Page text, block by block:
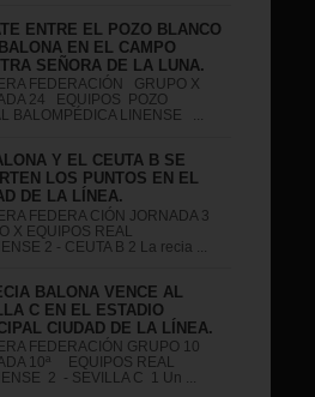
ENTRE EL POZO BLANCO
EN EL CAMPO
SEÑORA DE LA LUNA.
FEDERACIÓN GRUPO X
24 EQUIPOS POZO
BALOMPÉDICA LINENSE ...
Y EL CEUTA B SE
LOS PUNTOS EN EL
DE LA LÍNEA.
FEDERA CIÓN JORNADA 3
X EQUIPOS REAL
2 - CEUTA B 2 La recia ...
BALONA VENCE AL
C EN EL ESTADIO
CIUDAD DE LA LÍNEA.
FEDERACIÓN GRUPO 10
10ª EQUIPOS REAL
2 - SEVILLA C 1 Un ...